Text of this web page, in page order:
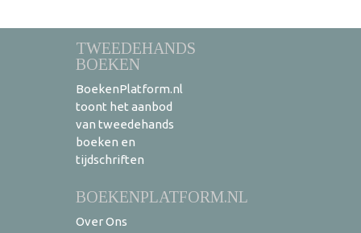
TWEEDEHANDS
BOEKEN
BoekenPlatform.nl
toont het aanbod
van tweedehands
boeken en
tijdschriften
BOEKENPLATFORM.NL
Over Ons